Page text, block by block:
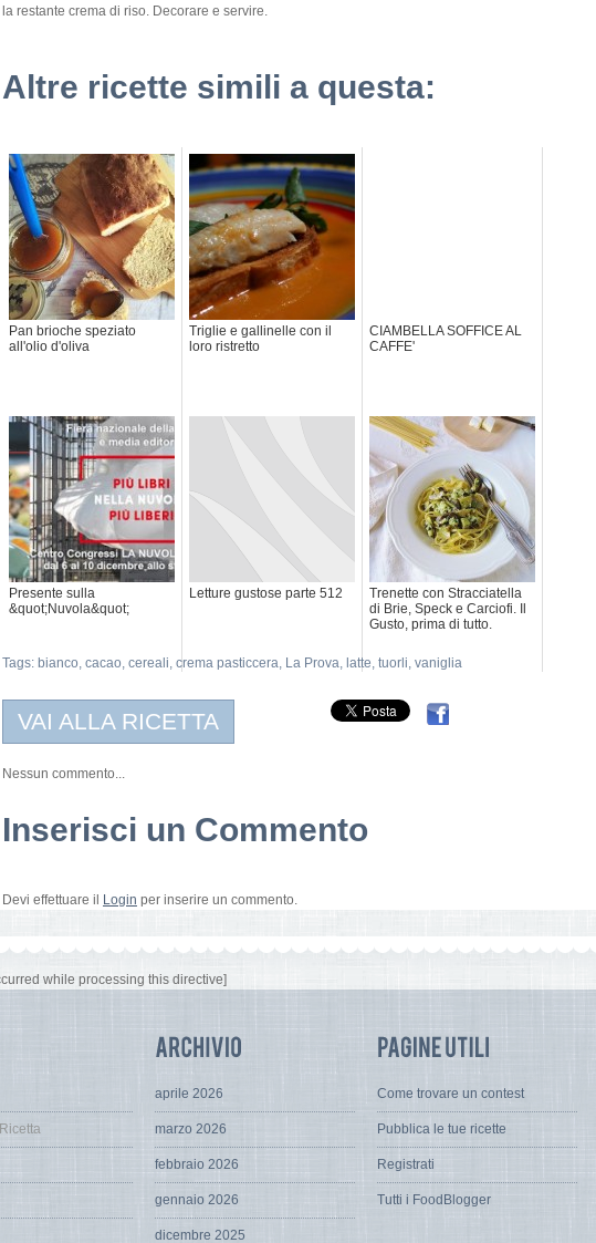
la restante crema di riso. Decorare e servire.
Altre ricette simili a questa:
Pan brioche speziato
all'olio d'oliva
Triglie e gallinelle con il
loro ristretto
CIAMBELLA SOFFICE AL
CAFFE'
Presente sulla
&quot;Nuvola&quot;
Letture gustose parte 512
Trenette con Stracciatella
di Brie, Speck e Carciofi. Il
Gusto, prima di tutto.
Tags: bianco, cacao, cereali, crema pasticcera, La Prova, latte, tuorli, vaniglia
VAI ALLA RICETTA
Nessun commento...
Inserisci un Commento
Devi effettuare il Login per inserire un commento.
while processing this directive]
aprile 2026
marzo 2026
febbraio 2026
gennaio 2026
dicembre 2025
Come trovare un contest
Pubblica le tue ricette
Registrati
Tutti i FoodBlogger